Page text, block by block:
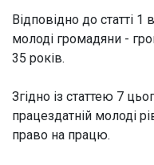
Відповідно до статті
молоді громадяни -
35 років.
Згідно із статтею 7
працездатній молоді
право на працю.